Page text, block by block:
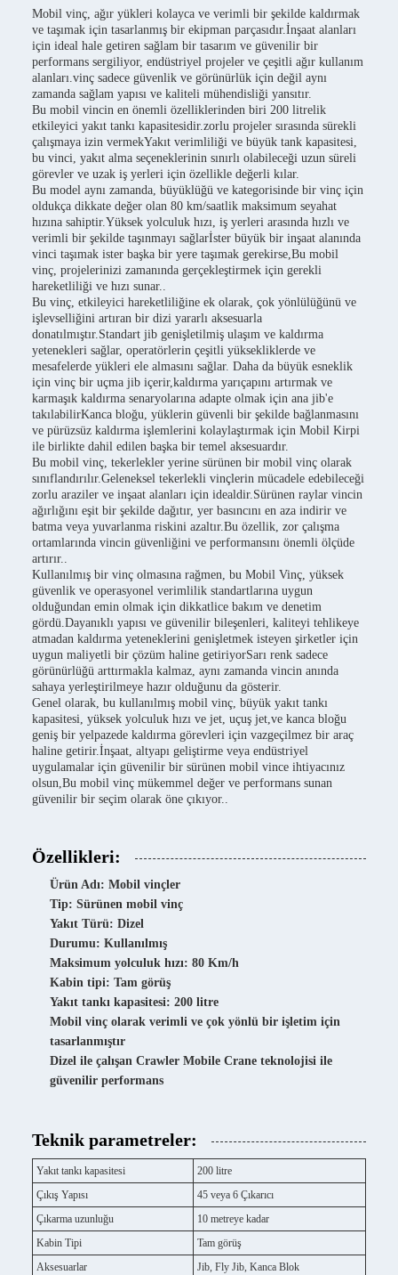
Mobil vinç, ağır yükleri kolayca ve verimli bir şekilde kaldırmak
ve taşımak için tasarlanmış bir ekipman parçasıdır.İnşaat alanları
için ideal hale getiren sağlam bir tasarım ve güvenilir bir
performans sergiliyor, endüstriyel projeler ve çeşitli ağır kullanım
alanları.vinç sadece güvenlik ve görünürlük için değil aynı
zamanda sağlam yapısı ve kaliteli mühendisliği yansıtır.
Bu mobil vincin en önemli özelliklerinden biri 200 litrelik
etkileyici yakıt tankı kapasitesidir.zorlu projeler sırasında sürekli
çalışmaya izin vermekYakıt verimliliği ve büyük tank kapasitesi,
bu vinci, yakıt alma seçeneklerinin sınırlı olabileceği uzun süreli
görevler ve uzak iş yerleri için özellikle değerli kılar.
Bu model aynı zamanda, büyüklüğü ve kategorisinde bir vinç için
oldukça dikkate değer olan 80 km/saatlik maksimum seyahat
hızına sahiptir.Yüksek yolculuk hızı, iş yerleri arasında hızlı ve
verimli bir şekilde taşınmayı sağlarİster büyük bir inşaat alanında
vinci taşımak ister başka bir yere taşımak gerekirse,Bu mobil
vinç, projelerinizi zamanında gerçekleştirmek için gerekli
hareketliliği ve hızı sunar..
Bu vinç, etkileyici hareketliliğine ek olarak, çok yönlülüğünü ve
işlevselliğini artıran bir dizi yararlı aksesuarla
donatılmıştır.Standart jib genişletilmiş ulaşım ve kaldırma
yetenekleri sağlar, operatörlerin çeşitli yüksekliklerde ve
mesafelerde yükleri ele almasını sağlar. Daha da büyük esneklik
için vinç bir uçma jib içerir,kaldırma yarıçapını artırmak ve
karmaşık kaldırma senaryolarına adapte olmak için ana jib'e
takılabilirKanca bloğu, yüklerin güvenli bir şekilde bağlanmasını
ve pürüzsüz kaldırma işlemlerini kolaylaştırmak için Mobil Kirpi
ile birlikte dahil edilen başka bir temel aksesuardır.
Bu mobil vinç, tekerlekler yerine sürünen bir mobil vinç olarak
sınıflandırılır.Geleneksel tekerlekli vinçlerin mücadele edebileceği
zorlu araziler ve inşaat alanları için idealdir.Sürünen raylar vincin
ağırlığını eşit bir şekilde dağıtır, yer basıncını en aza indirir ve
batma veya yuvarlanma riskini azaltır.Bu özellik, zor çalışma
ortamlarında vincin güvenliğini ve performansını önemli ölçüde
artırır..
Kullanılmış bir vinç olmasına rağmen, bu Mobil Vinç, yüksek
güvenlik ve operasyonel verimlilik standartlarına uygun
olduğundan emin olmak için dikkatlice bakım ve denetim
gördü.Dayanıklı yapısı ve güvenilir bileşenleri, kaliteyi tehlikeye
atmadan kaldırma yeteneklerini genişletmek isteyen şirketler için
uygun maliyetli bir çözüm haline getiriyorSarı renk sadece
görünürlüğü arttırmakla kalmaz, aynı zamanda vincin anında
sahaya yerleştirilmeye hazır olduğunu da gösterir.
Genel olarak, bu kullanılmış mobil vinç, büyük yakıt tankı
kapasitesi, yüksek yolculuk hızı ve jet, uçuş jet,ve kanca bloğu
geniş bir yelpazede kaldırma görevleri için vazgeçilmez bir araç
haline getirir.İnşaat, altyapı geliştirme veya endüstriyel
uygulamalar için güvenilir bir sürünen mobil vince ihtiyacınız
olsun,Bu mobil vinç mükemmel değer ve performans sunan
güvenilir bir seçim olarak öne çıkıyor..
Özellikleri:
Ürün Adı: Mobil vinçler
Tip: Sürünen mobil vinç
Yakıt Türü: Dizel
Durumu: Kullanılmış
Maksimum yolculuk hızı: 80 Km/h
Kabin tipi: Tam görüş
Yakıt tankı kapasitesi: 200 litre
Mobil vinç olarak verimli ve çok yönlü bir işletim için
tasarlanmıştır
Dizel ile çalışan Crawler Mobile Crane teknolojisi ile
güvenilir performans
Teknik parametreler:
Yakıt tankı kapasitesi
200 litre
Çıkış Yapısı
45 veya 6 Çıkarıcı
Çıkarma uzunluğu
10 metreye kadar
Kabin Tipi
Tam görüş
Aksesuarlar
Jib, Fly Jib, Kanca Blok